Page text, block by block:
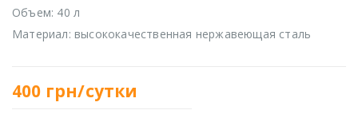
Объем: 40 л
Материал: высококачественная нержавеющая сталь
400 грн/сутки